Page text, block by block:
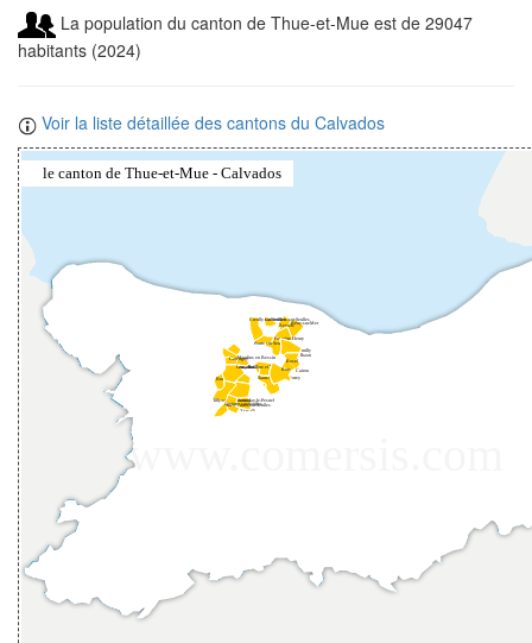
La population du canton de Thue-et-Mue est de 29047
habitants (2024)
Voir la liste détaillée des cantons du Calvados